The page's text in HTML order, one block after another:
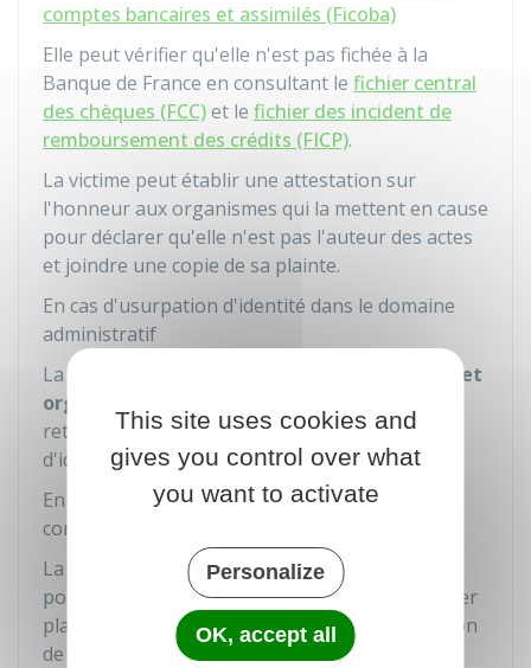
comptes bancaires et assimilés (Ficoba)
Elle peut vérifier qu'elle n'est pas fichée à la
Banque de France en consultant le fichier central
des chèques (FCC)et le fichier des incident de
remboursement des crédits (FICP).
La victime peut établir une attestation sur
l'honneur aux organismes qui la mettent en cause
pour déclarer qu'elle n'est pas l'auteur des actes
et joindre une copie de sa plainte.
En cas d'usurpation d'identité dans le domaine
administratif
La victime
doit informer les administrations et
organismes
retraite, mutuelle, impôts...) de l'usurpation
d'identité.
En cas d'usurpation d'identité sur un avis de
contravention
La victime qui reçoit unavis de contravention
pour un fait qu'elle n'a pas commis peut déposer
plainte pour usurpation d'identité ou usurpation
de plaque d'immatriculation d'un véhicule.
This site uses cookies and
gives you control over what
you want to activate
Personalize
OK, accept all